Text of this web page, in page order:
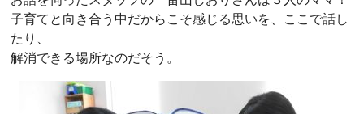
子育てと向き合う中だからこそ感じる思いを、ここで話し
たり、
解消できる場所なのだそう。